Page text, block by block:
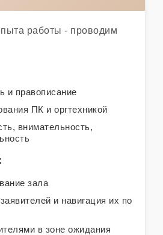
работы - проводим
и правописание
ПК и оргтехникой
внимательность,
зала
и навигация их по
в зоне ожидания